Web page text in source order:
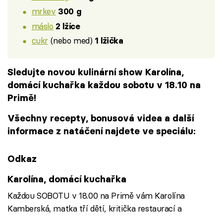
mrkev 300 g
máslo 2 lžíce
cukr (nebo med) 1 lžička
Sledujte novou kulinární show Karolína,
domácí kuchařka každou sobotu v 18.10 na
Primě!
Všechny recepty, bonusová videa a další
informace z natáčení najdete ve speciálu:
Odkaz
Karolína, domácí kuchařka
Každou SOBOTU v 18.00 na Primě vám Karolína
Kamberská, matka tří dětí, kritička restaurací a